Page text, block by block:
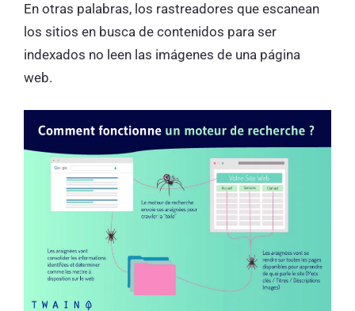
En otras palabras, los rastreadores que escanean
los sitios en busca de contenidos para ser
indexados no leen las imágenes de una página
web.